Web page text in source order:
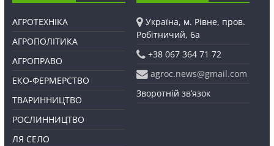
АГРОТЕХНІКА
АГРОПОЛІТИКА
АГРОПРАВО
ЕКО-ФЕРМЕРСТВО
ТВАРИННИЦТВО
РОСЛИННИЦТВО
ЛЯ СЕЛО
Україна, м. Рівне, пров.
Робітничий, 6а
+38 067 364 71 72
agroc.news@gmail.com
Зворотній зв’язок